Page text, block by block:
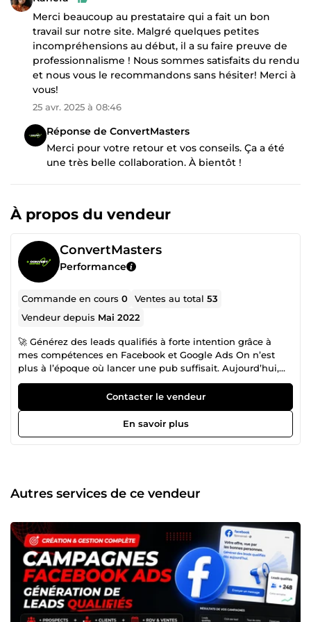
Merci beaucoup au prestataire qui a fait un bon
travail sur notre site. Malgré quelques petites
incompréhensions au début, il a su faire preuve de
professionnalisme ! Nous sommes satisfaits du rendu
et nous vous le recommandons sans hésiter! Merci à
vous!
25 avr. 2025 à 08:46
Réponse de ConvertMasters
Merci pour votre retour et vos conseils. Ça a été
une très belle collaboration. À bientôt !
À propos du vendeur
ConvertMasters
Performance
Commande en cours0 Ventes au total53
Vendeur depuis Mai 2022
🚀 Générez des leads qualifiés à forte intention grâce à
mes compétences en Facebook et Google Ads On n’est
plus à l’époque où lancer une pub suffisait. Aujourd’hui,
soit ça convertit… soit ça coûte. Un expert pouvait dire : Si
vos campagnes ne génèrent pas de prospects sérieux,
elles travaillent contre vous. Si vos campagnes
publicitaires ne vous apportent pas de vrais prospects
prêts à acheter, alors elles vous font perdre de l’argent. Je
de mettre en place des systèmes d’acquisition capables
de générer des prospects réellement intéressés, au bon
stratégie d’acquisition claire bien définie et orientée
résultats Un ciblage précis pour toucher les bons profils
Des campagnes optimisées pour réduire le coût par lead
Une amélioration continue basée sur les données réelles
J'ai un seul objectif pour chacune de mes missions, des
leads qui convertissent 💼 Secteurs dans lesquels
j’interviens Immobilier BTP (construction, rénovation,
artisans) Voyage &amp; tourisme Formation en ligne
Contacter le vendeur
En savoir plus
Autres services de ce vendeur